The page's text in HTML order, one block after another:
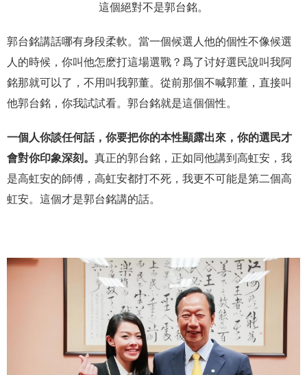
這個絕對不是郭台銘。
郭台銘講話哪有身段柔軟。當一個候選人他的個性不像候選
人的時候，你叫他怎麽打這場選戰？爲了讨好選民說叫我阿
銘那就可以了，不用叫我郭董。從前那個不喊郭董，直接叫
他郭台銘，你我試試看。郭台銘就是這個個性。
一個人你談任何話，你要把你的本性顯露出來，你的選民才
會對你印象深刻。 真正的郭台銘，正如同他講到高虹安，我
是高虹安的師傅，高虹安都打不死，我更不可能是第二個高
虹安。這個才是郭台銘講的話。